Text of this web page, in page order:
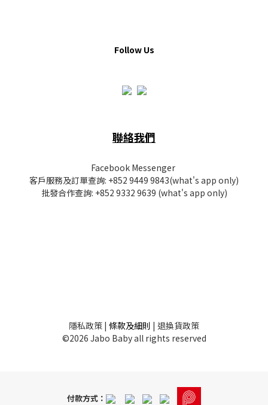
Follow Us
聯絡我們
Facebook Messenger
客戶服務及訂單查詢: +852 9449 9843(what's app only)
批發合作查詢: +852 9332 9639 (what's app only)
隱私政策 | 條款及細則 | 退換貨政策
©2026 Jabo Baby all rights reserved
付款方式：